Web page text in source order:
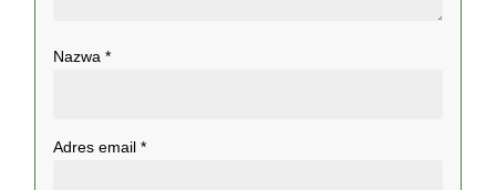
Nazwa*
Adres email*